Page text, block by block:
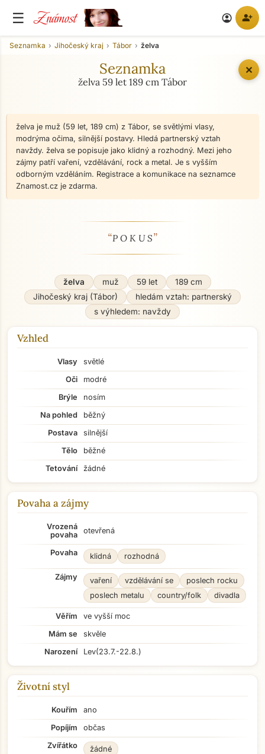
☰ Známost account_circle person_add
✕
Seznamka Jihočeský kraj Tábor želva
Seznamka
želva 59 let 189 cm Tábor
želva je muž (59 let, 189 cm) z Tábor, se světlými vlasy,
modrýma očima, silnější postavy. Hledá partnerský vztah
navždy. želva se popisuje jako klidný a rozhodný. Mezi jeho
zájmy patří vaření, vzdělávání, rock a metal. Je s vyšším
odborným vzděláním. Registrace a komunikace na seznamce
Znamost.cz je zdarma.
O mně - seznamka profil
“P O K U S”
želva muž 59 let
189 cm
Jihočeský kraj (Tábor)
hledám vztah: partnerský
s výhledem: navždy
Vzhled
Vlasy
světlé
Oči
modré
Brýle
nosím
Na pohled
běžný
Postava
silnější
Tělo
běžné
Tetování
žádné
Povaha a zájmy
Vrozená
povaha
otevřená
Povaha klidná rozhodná
Zájmy vaření vzdělávání se
poslech rocku
poslech metalu
country/folk divadla
Věřím
ve vyšší moc
Mám se
skvěle
Narození
Lev(23.7.-22.8.)
Životní styl
Kouřím
ano
Popíjím
občas
Zvířátko
žádné